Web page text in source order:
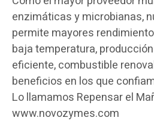
enzimáticas y microbianas,
permite mayores
baja temperatura,
eficiente, combustible
beneficios en los que
Lo llamamos Repensar el
www.novozymes.com